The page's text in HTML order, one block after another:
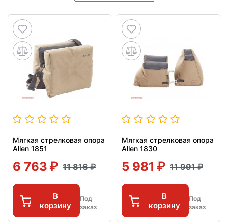
Мягкая стрелковая опора
Allen 1851
6 763 11 816
В
корзину
Под
заказ
Мягкая стрелковая опора
Allen 1830
5 981 11 991
В
корзину
Под
заказ